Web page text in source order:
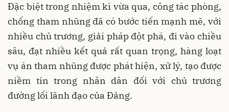
Đặc biệt trong nhiệm kì vừa qua, công tác phòng,
chống tham nhũng đã có bước tiến mạnh mẽ, với
nhiều chủ trương, giải pháp đột phá, đi vào chiều
sâu, đạt nhiều kết quả rất quan trọng, hàng loạt
vụ án tham nhũng được phát hiện, xử lý, tạo được
niềm tin trong nhân dân đối với chủ trương
đường lối lãnh đạo của Đảng.